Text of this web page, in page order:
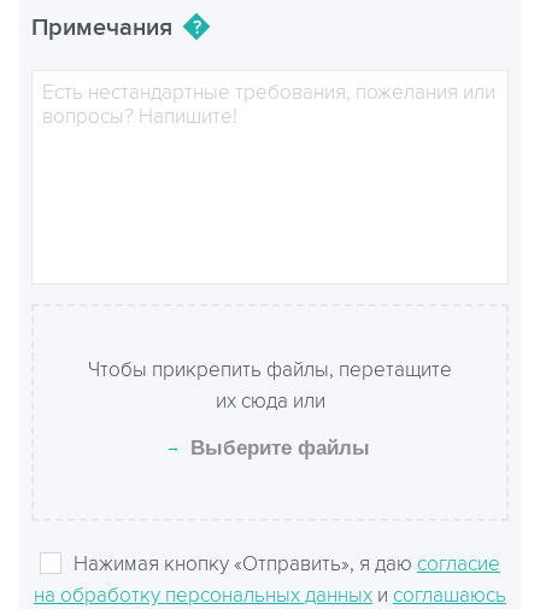
Примечания
Чтобы прикрепить файлы, перетащите
их сюда или
→ Выберите файлы
Нажимая кнопку «Отправить», я даю согласие
на обработку персональных данных и соглашаюсь